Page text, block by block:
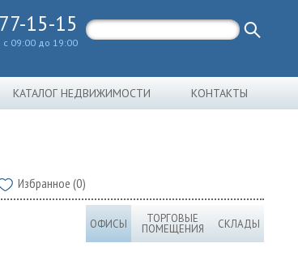
15-15
с 09:00 до 19:00
КАТАЛОГ НЕДВИЖИМОСТИ КОНТАКТЫ
Избранное (0)
ОФИСЫ ТОРГОВЫЕ
ПОМЕЩЕНИЯ СКЛАДЫ